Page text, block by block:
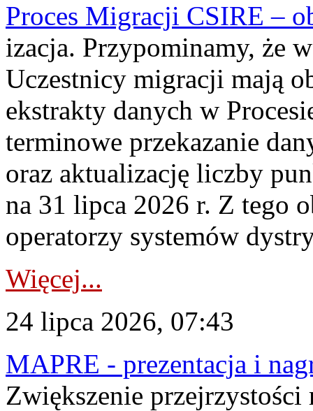
Proces Migracji CSIRE –
izacja. Przypominamy, że
Uczestnicy migracji mają
ekstrakty danych w
terminowe przekazanie
oraz aktualizację liczby
na 31 lipca 2026 r. Z tego
operatorzy systemów
Więcej...
24 lipca 2026, 07:43
MAPRE - prezentacja i
Zwiększenie